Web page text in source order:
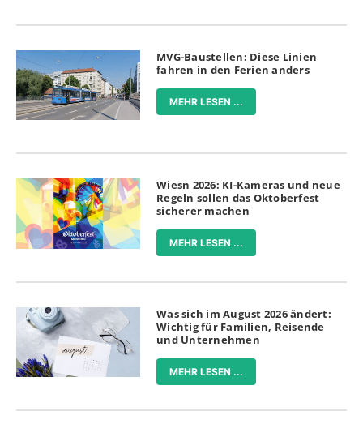
MVG-Baustellen: Diese Linien
fahren in den Ferien anders
MEHR LESEN ...
Wiesn 2026: KI-Kameras und neue
Regeln sollen das Oktoberfest
sicherer machen
MEHR LESEN ...
Was sich im August 2026 ändert:
Wichtig für Familien, Reisende
und Unternehmen
MEHR LESEN ...